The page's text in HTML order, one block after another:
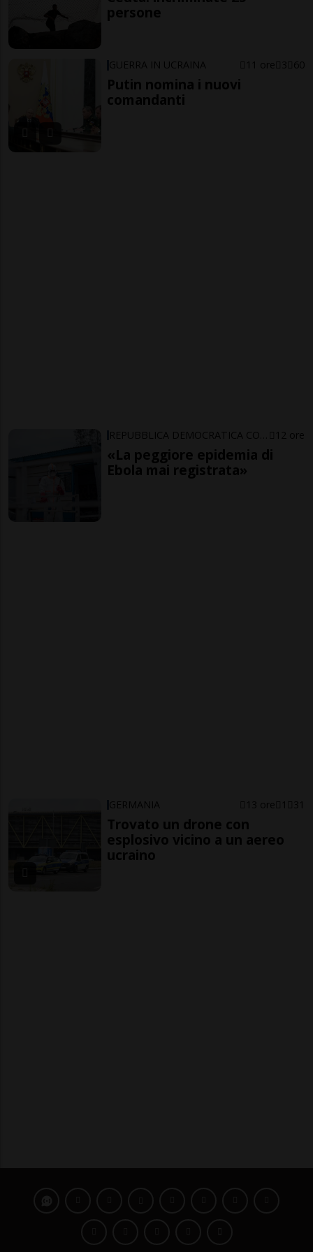
persone
GUERRA IN UCRAINA 11 ore 3 60
Putin nomina i nuovi
comandanti
12 ore
«La peggiore epidemia di
Ebola mai registrata»
GERMANIA 13 ore 1 31
Trovato un drone con
esplosivo vicino a un aereo
ucraino